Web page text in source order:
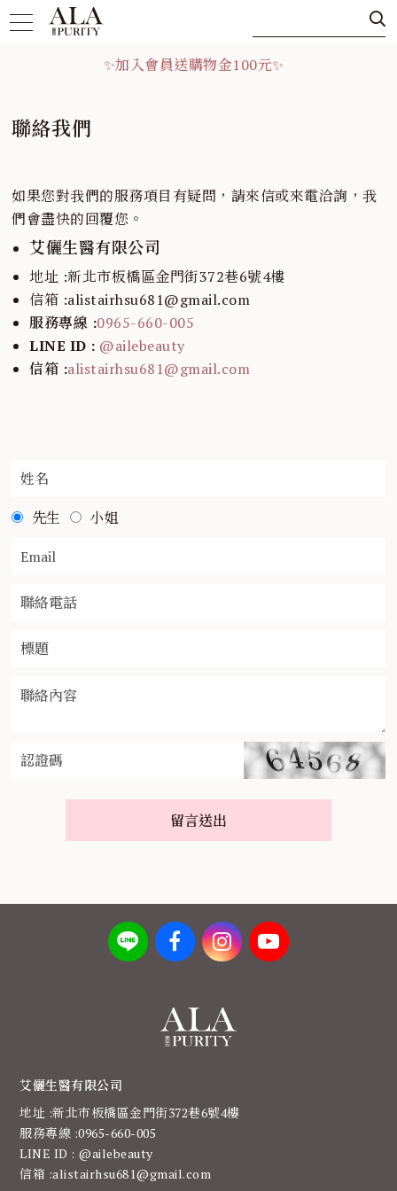
✨加入會員送購物金100元✨
聯絡我們
如果您對我們的服務項目有疑問，請來信或來電洽詢，我
們會盡快的回覆您。
艾儷生醫有限公司
地址 :新北市板橋區金門街372巷6號4樓
信箱 :alistairhsu681@gmail.com
服務專線 :0965-660-005
LINE ID : @ailebeauty
信箱 :alistairhsu681@gmail.com
先生 小姐
艾儷生醫有限公司
地址 :新北市板橋區金門街372巷6號4樓
服務專線 :0965-660-005
LINE ID : @ailebeauty
信箱 :alistairhsu681@gmail.com